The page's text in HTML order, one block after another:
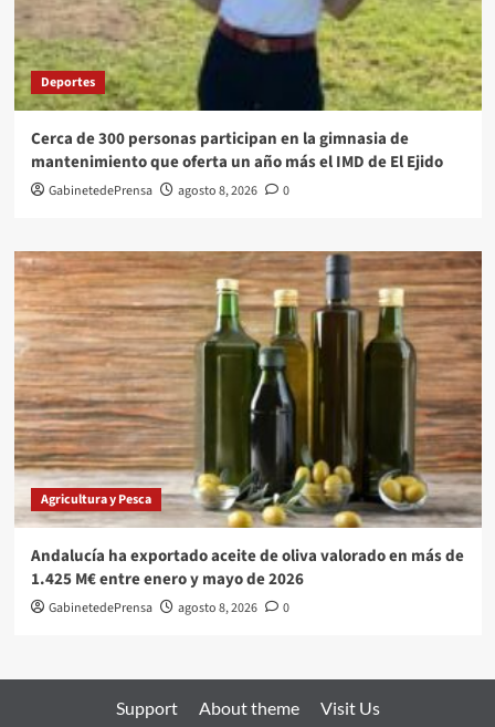
Deportes
Cerca de 300 personas participan en la gimnasia de
mantenimiento que oferta un año más el IMD de El Ejido
GabinetedePrensa agosto 8, 2026 0
Agricultura y Pesca
Andalucía ha exportado aceite de oliva valorado en más de
1.425 M€ entre enero y mayo de 2026
GabinetedePrensa agosto 8, 2026 0
Support About theme Visit Us